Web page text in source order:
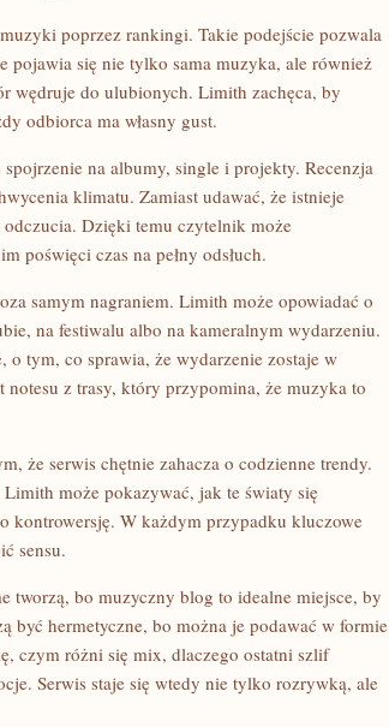
poprzez rankingi. Takie podejście pozwala
pojawia się nie tylko sama muzyka, ale również
wędruje do ulubionych. Limith zachęca, by
odbiorca ma własny gust.
na albumy, single i projekty. Recenzja
klimatu. Zamiast udawać, że istnieje
Dzięki temu czytelnik może
poświęci czas na pełny odsłuch.
samym nagraniem. Limith może opowiadać o
na festiwalu albo na kameralnym wydarzeniu.
o tym, co sprawia, że wydarzenie zostaje w
z trasy, który przypomina, że muzyka to
że serwis chętnie zahacza o codzienne trendy.
może pokazywać, jak te światy się
kontrowersję. W każdym przypadku kluczowe
sensu.
tworzą, bo muzyczny blog to idealne miejsce, by
być hermetyczne, bo można je podawać w formie
czym różni się mix, dlaczego ostatni szlif
Serwis staje się wtedy nie tylko rozrywką, ale